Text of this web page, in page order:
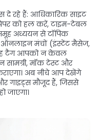
दे रहे हैं: आधिकारिक साइट
को हल करें, टाइम-टेबल
अध्ययन से टॉपिक
के ऑनलाइन मंचों (इंस्टेंट मैसेज,
यह टैग आपको न केवल
सामग्री, मॉक टेस्ट और
अब नीचे आप देखेंगे
गाइड्स मौजूद हैं, जिससे
जाएगा।